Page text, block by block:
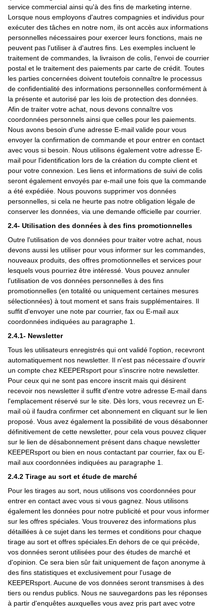
service commercial ainsi qu'à des fins de marketing interne.
Lorsque nous employons d'autres compagnies et individus pour
exécuter des tâches en notre nom, ils ont accès aux informations
personnelles nécessaires pour exercer leurs fonctions, mais ne
peuvent pas l'utiliser à d'autres fins. Les exemples incluent le
traitement de commandes, la livraison de colis, l'envoi de courrier
postal et le traitement des paiements par carte de crédit. Toutes
les parties concernées doivent toutefois connaître le processus
de confidentialité des informations personnelles conformément à
la présente et autorisé par les lois de protection des données.
Afin de traiter votre achat, nous devons connaître vos
coordonnées personnels ainsi que celles pour les paiements.
Nous avons besoin d'une adresse E-mail valide pour vous
envoyer la confirmation de commande et pour entrer en contact
avec vous si besoin. Nous utilisons également votre adresse E-
mail pour l'identification lors de la création du compte client et
pour votre connexion. Les liens et informations de suivi de colis
seront également envoyés par e-mail une fois que la commande
a été expédiée. Nous pouvons supprimer vos données
personnelles, si cela ne heurte pas notre obligation légale de
conserver les données, via une demande officielle par courrier.
2.4- Utilisation des données à des fins promotionnelles
Outre l'utilisation de vos données pour traiter votre achat, nous
devons aussi les utiliser pour vous informer sur les commandes,
nouveaux produits, des offres promotionnelles et services pour
lesquels vous pourriez être intéressé. Vous pouvez annuler
l'utilisation de vos données personnelles à des fins
promotionnelles (en totalité ou uniquement certaines mesures
sélectionnées) à tout moment et sans frais supplémentaires. Il
suffit d'envoyer une note par courrier, fax ou E-mail aux
coordonnées indiquées au paragraphe 1.
2.4.1- Newsletter
Tous les utilisateurs enregistrés qui ont validé l'option, recevront
automatiquement nos newsletter. Il n'est pas nécessaire d'ouvrir
un compte chez KEEPERsport pour s'inscrire notre newsletter.
Pour ceux qui ne sont pas encore inscrit mais qui désirent
recevoir nos newsletter il suffit d'entre votre adresse E-mail dans
l'emplacement réservé sur le site. Dès lors, vous recevrez un E-
mail où il faudra confirmer cet abonnement en cliquant sur le lien
proposé. Vous avez également la possibilité de vous désabonner
définitivement de cette newsletter, pour cela vous pouvez cliquer
sur le lien de désabonnement présent dans chaque newsletter
KEEPERsport ou bien en nous contactant par courrier, fax ou E-
mail aux coordonnées indiquées au paragraphe 1.
2.4.2 Tirage au sort et étude de marché
Pour les tirages au sort, nous utilisons vos coordonnées pour
entrer en contact avec vous si vous gagnez. Nous utilisons
également les données pour notre publicité et pour vous informer
sur les offres spéciales. Vous trouverez des informations plus
détaillées à ce sujet dans les termes et conditions pour chaque
tirage au sort et offres spéciales.En dehors de ce qui précède,
vos données seront utilisées pour des études de marché et
d'opinion. Ce sera bien sûr fait uniquement de façon anonyme à
des fins statistiques et exclusivement pour l'usage de
KEEPERsport. Aucune de vos données seront transmises à des
tiers ou rendus publics. Nous ne sauvegardons pas les réponses
à partir d'enquêtes auxquelles vous avez pris part avec votre